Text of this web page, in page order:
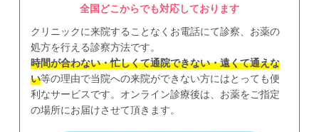
全国どこからでも対応しております
クリニックに来院することなくお電話にて診察、お薬の
処方を行える診察方法です。
時間が合わない・忙しくて通院できない・遠くて通えな
い等の理由で当院への来院ができない方にはとっても便
利なサービスです。オンライン診療後は、お薬をご指定
の場所にお届けさせて頂きます。